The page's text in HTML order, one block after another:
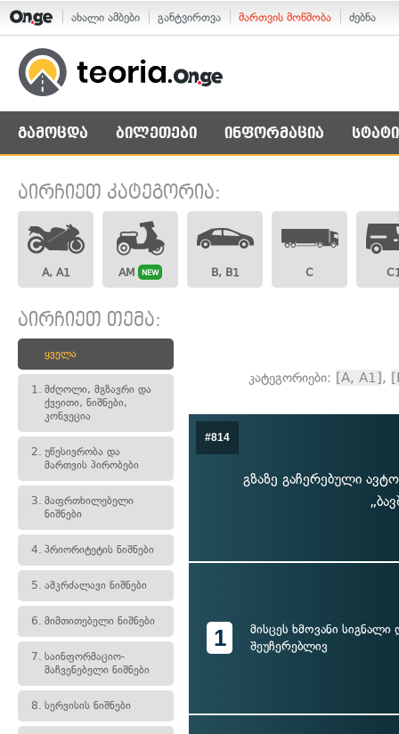
ახალი ამბები განტვირთვა მართვის მოწმობა ძებნა
გამოცდა ბილეთები ინფორმაცია
აირჩიეთ კატეგორია:
A, A1 AM NEW B, B1 C
აირჩიეთ თემა:
ყველა
1. მძღოლი, მგზავრი და
ქვეითი, ნიშნები,
კონვეცია
2. უწესივრობა და
მართვის პირობები
3. მაფრთხილებელი
ნიშნები
4. პრიორიტეტის ნიშნები
5. ამკრძალავი ნიშნები
6. მიმთითებელი ნიშნები
7. საინფორმაციო-
მაჩვენებელი ნიშნები
8. სერვისის ნიშნები
კატეგორიები: [A, A1],
#814
გზაზე გაჩერებული
1
მისცეს ხმოვანი სიგნალი
შეუჩერებლივ